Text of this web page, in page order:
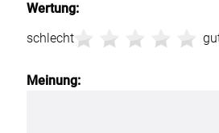
Wertung:
schlecht
Meinung: